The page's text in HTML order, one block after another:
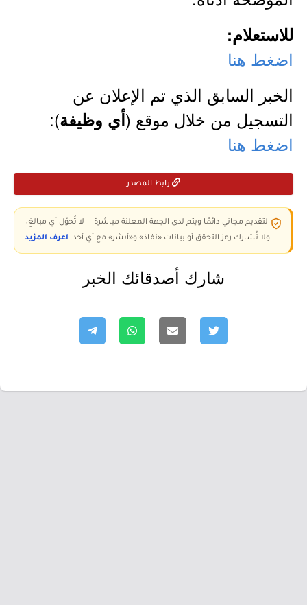
للاستعلام:
اضغط هنا
الخبر السابق الذي تم الإعلان عن
التسجيل من خلال موقع (أي وظيفة):
اضغط هنا
رابط المصدر
التقديم مجاني دائمًا ويتم لدى الجهة المعلنة مباشرة — لا تُحوّل أي مبالغ،
ولا تُشارك رمز التحقق أو بيانات «نفاذ» و«أبشر» مع أي أحد. اعرف المزيد
شارك أصدقائك الخبر